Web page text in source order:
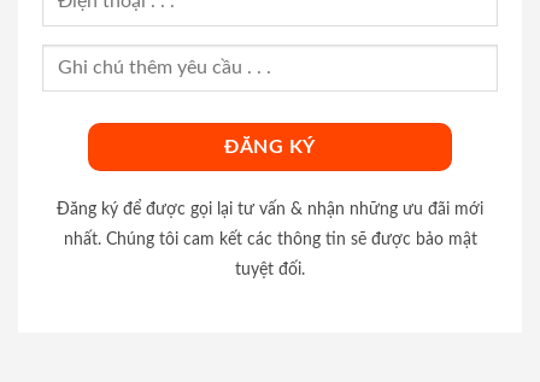
Đăng ký để được gọi lại tư vấn & nhận những ưu đãi mới
nhất. Chúng tôi cam kết các thông tin sẽ được bảo mật
tuyệt đối.